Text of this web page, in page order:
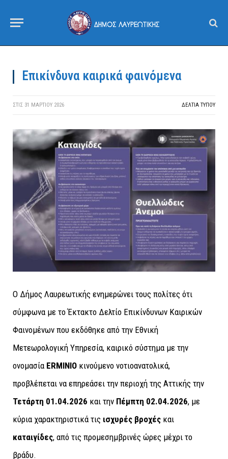
Επικίνδυνα καιρικά φαινόμενα
ΣΤΙΣ 31 ΜΑΡΤΊΟΥ 2026 ΔΕΛΤΙΑ ΤΥΠΟΥ
Ο Δήμος Λαυρεωτικής ενημερώνει τους πολίτες ότι
σύμφωνα με το Έκτακτο Δελτίο Επικίνδυνων Καιρικών
Φαινομένων που εκδόθηκε από την Εθνική
Μετεωρολογική Υπηρεσία, καιρικό σύστημα με την
ονομασία ERMINIO κινούμενο νοτιοανατολικά,
προβλέπεται να επηρεάσει την περιοχή της Αττικής την
Τετάρτη 01.04.2026 και την Πέμπτη 02.04.2026, με
κύρια χαρακτηριστικά τις ισχυρές βροχές και
καταιγίδες, από τις προμεσημβρινές ώρες μέχρι το
βράδυ.